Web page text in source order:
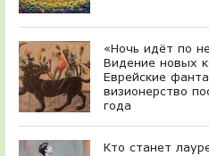
«Ночь идёт по
Видение новых
Еврейские
визионерство
года
Кто станет